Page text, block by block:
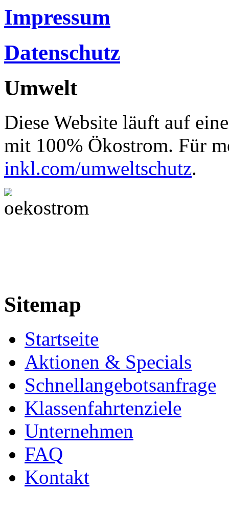
Impressum
Datenschutz
Umwelt
Diese Website läuft auf
mit 100% Ökostrom. Für
inkl.com/umweltschutz.
Sitemap
Startseite
Aktionen & Specials
Schnellangebotsanfrage
Klassenfahrtenziele
Unternehmen
FAQ
Kontakt